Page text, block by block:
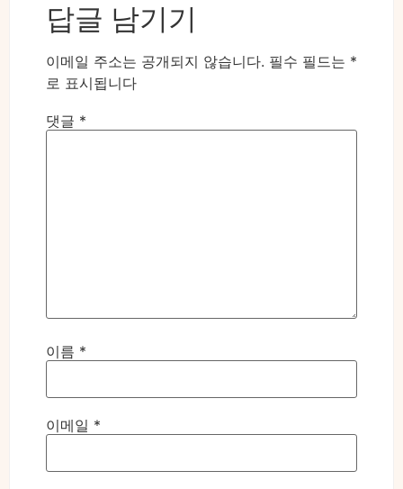
답글 남기기
이메일 주소는 공개되지 않습니다. 필수 필드는 *
로 표시됩니다
댓글 *
이름 *
이메일 *